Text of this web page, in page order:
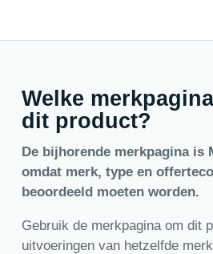
Welke
dit product?
De bijhorende merkpagina is
omdat merk, type en
beoordeeld moeten worden.
Gebruik de merkpagina om dit
uitvoeringen van hetzelfde